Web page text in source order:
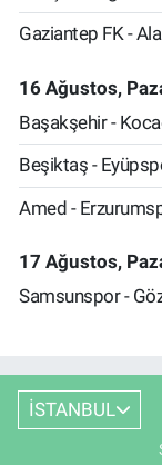
Gaziantep FK -
16 Ağustos,
Başakşehir -
Beşiktaş -
Amed -
17 Ağustos,
Samsunspor -
İSTANBUL